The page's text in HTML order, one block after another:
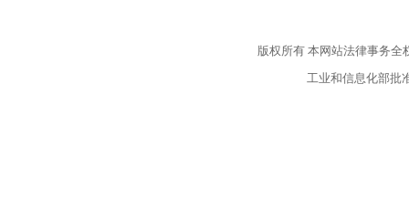
版权所有本网站法律事务全
工业和信息化部批